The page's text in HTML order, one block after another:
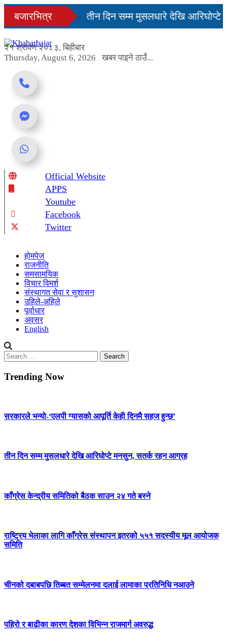
Skip
content
बजारभित्र
सहज हुन्छ’
तीन दिन सम्म मुसलधारे देखि आरिघोप्टे
२१ श्रावण २०८३, बिहीबार
Thursday, August 6, 2026
खबर पाइने ठाउँ...
Online News Portal
Official Website
APPS
Youtube
Facebook
Twitter
होमपेज
राजनीति
समसामयिक
विचार विमर्श
संस्थागत सेवा र सुशासन
उहिले-अहिले
पूर्वाधार
अवसर
English
Search
for:
Trending Now
सरकारले भन्यो-‘एलपी ग्यासको आपूर्ति केही दिनमै सहज हुन्छ’
तीन दिन सम्म मुसलधारे देखि आरिघोप्टे मनसुन, सतर्क रहन आग्रह
काँग्रेस केन्द्रीय समितिको बैठक साउन २४ गते बस्ने
राष्ट्रिय भेलाका लागि काँग्रेस संस्थापन इतरको ५५१ सदस्यीय मूल आयोजक
समिति
चीनको दबाबपछि तिब्बत सम्मेलनमा दलाई लामाका प्रतिनिधि नआउने
पहिरो र बाढीका कारण देशका विभिन्न राजमार्ग अवरुद्ध